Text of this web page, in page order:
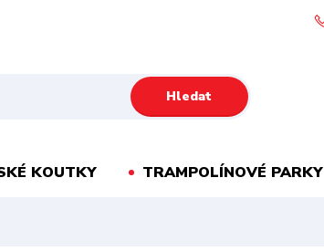
Hledat
KOUTKY TRAMPOLÍNOVÉ PARKY